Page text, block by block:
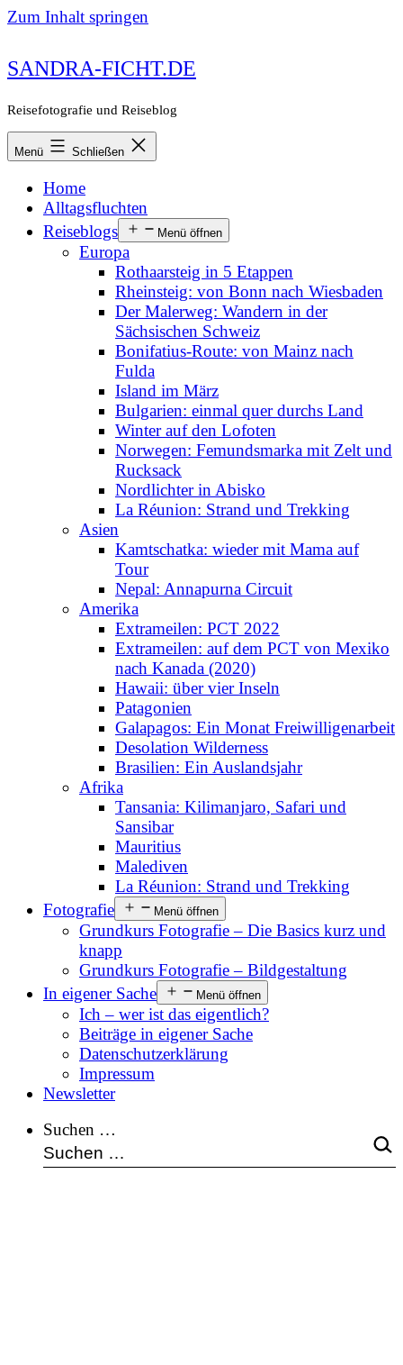
Zum Inhalt springen
SANDRA-FICHT.DE
Reisefotografie und Reiseblog
Menü Schließen
Home
Alltagsfluchten
Reiseblogs
Menü öffnen
Europa
Rothaarsteig in 5 Etappen
Rheinsteig: von Bonn nach Wiesbaden
Der Malerweg: Wandern in der
Sächsischen Schweiz
Bonifatius-Route: von Mainz nach
Fulda
Island im März
Bulgarien: einmal quer durchs Land
Winter auf den Lofoten
Norwegen: Femundsmarka mit Zelt und
Rucksack
Nordlichter in Abisko
La Réunion: Strand und Trekking
Asien
Kamtschatka: wieder mit Mama auf
Tour
Nepal: Annapurna Circuit
Amerika
Extrameilen: PCT 2022
Extrameilen: auf dem PCT von Mexiko
nach Kanada (2020)
Hawaii: über vier Inseln
Patagonien
Galapagos: Ein Monat Freiwilligenarbeit
Desolation Wilderness
Brasilien: Ein Auslandsjahr
Afrika
Tansania: Kilimanjaro, Safari und
Sansibar
Mauritius
Malediven
La Réunion: Strand und Trekking
Fotografie
Menü öffnen
Grundkurs Fotografie – Die Basics kurz und
knapp
Grundkurs Fotografie – Bildgestaltung
In eigener Sache
Menü öffnen
Ich – wer ist das eigentlich?
Beiträge in eigener Sache
Datenschutzerklärung
Impressum
Newsletter
Suchen …